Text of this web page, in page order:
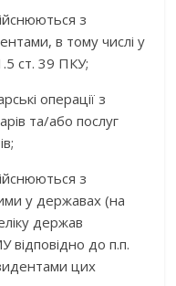
з
в тому числі у
ст. 39 ПКУ;
операції з
та/або послуг
з
у державах (на
держав
відповідно до п.п.
цих